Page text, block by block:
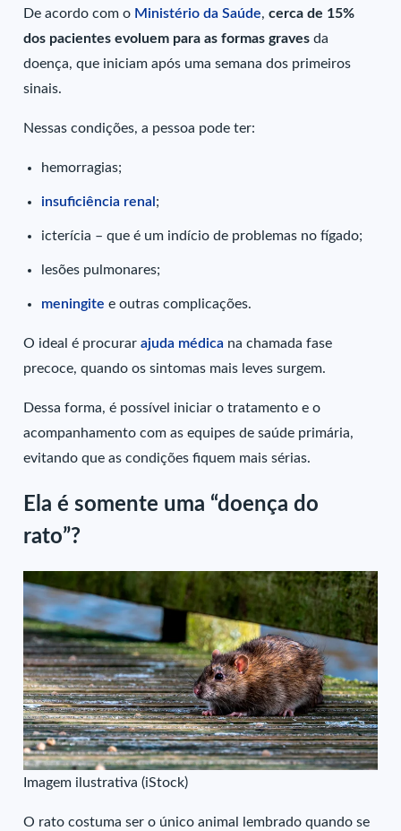
De acordo com o Ministério da Saúde,cerca de 15%
dos pacientes evoluem para as formas graves da
doença, que iniciam após uma semana dos primeiros
sinais.
Nessas condições, a pessoa pode ter:
hemorragias;
insuficiência renal ;
icterícia – que é um indício de problemas no fígado;
lesões pulmonares;
meningite e outras complicações.
O ideal é procurarajuda médica na chamada fase
precoce, quando os sintomas mais leves surgem.
Dessa forma, é possível iniciar o tratamento e o
acompanhamento com as equipes de saúde primária,
evitando que as condições fiquem mais sérias.
Ela é somente uma “doença do
rato”?
Imagem ilustrativa (iStock)
O rato costuma ser o único animal lembrado quando se